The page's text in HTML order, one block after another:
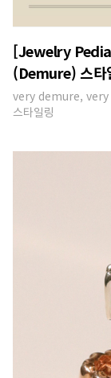
[Jewelry
(Demure) 스타
very demure, very
스타일링​